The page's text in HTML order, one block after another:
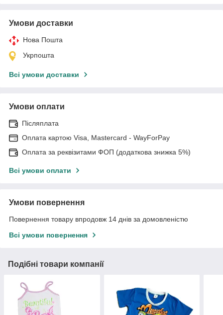
Умови доставки
Нова Пошта
Укрпошта
Всі умови доставки
Умови оплати
Післяплата
Оплата картою Visa, Mastercard - WayForPay
Оплата за реквізитами ФОП (додаткова знижка 5%)
Всі умови оплати
Умови повернення
Повернення товару впродовж 14 днів за домовленістю
Всі умови повернення
Подібні товари компанії